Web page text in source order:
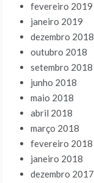
fevereiro 2019
janeiro 2019
dezembro 2018
outubro 2018
setembro 2018
junho 2018
maio 2018
abril 2018
março 2018
fevereiro 2018
janeiro 2018
dezembro 2017